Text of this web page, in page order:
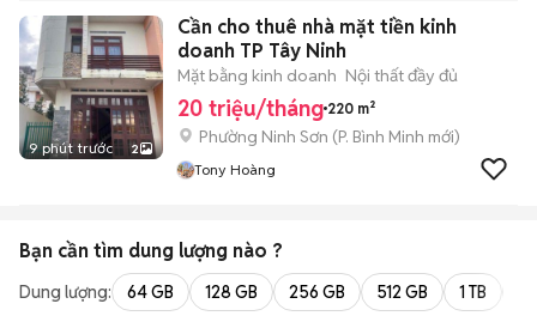
9 phút trước 2
Cần cho thuê nhà mặt tiền kinh
doanh TP Tây Ninh
Mặt bằng kinh doanh Nội thất đầy đủ
20 triệu/tháng 220 m²
Phường Ninh Sơn (P. Bình Minh mới)
Tony Hoàng
Bạn cần tìm dung lượng nào ?
Dung lượng: 64 GB 128 GB 256 GB 512 GB 1 TB